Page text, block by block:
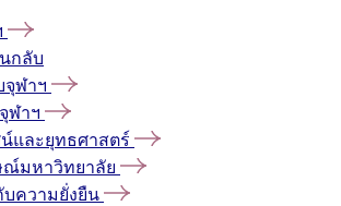
กลับ
จุฬาฯ
ฬาฯ
และยุทธศาสตร์
ณ์มหาวิทยาลัย
บความยั่งยืน